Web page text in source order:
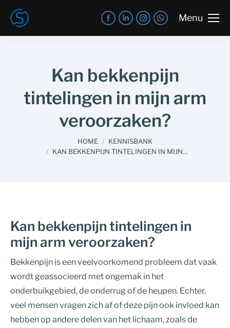
Menu
Kan bekkenpijn
tintelingen in mijn arm
veroorzaken?
HOME
KENNISBANK
KAN BEKKENPIJN TINTELINGEN IN MIJN…
Kan bekkenpijn tintelingen in
mijn arm veroorzaken?
Bekkenpijn is een veelvoorkomend probleem dat vaak
wordt geassocieerd met ongemak in het
onderbuikgebied, de onderrug of de heupen. Echter,
veel mensen vragen zich af of deze pijn ook invloed kan
hebben op andere delen van het lichaam, zoals de